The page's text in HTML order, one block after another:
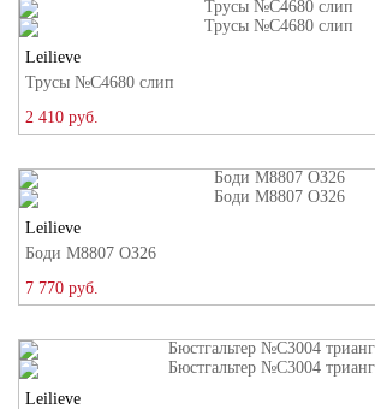
Leilieve
Трусы №C4680 слип
2 410 руб.
Leilieve
Боди M8807 ОЗ26
7 770 руб.
Leilieve